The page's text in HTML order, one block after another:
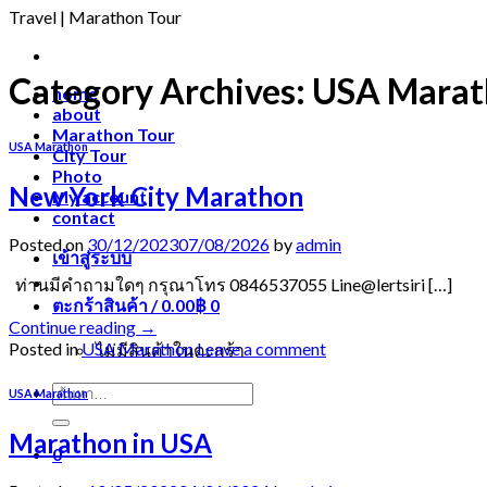
Travel | Marathon Tour
home
about
Marathon Tour
City Tour
Photo
My account
contact
เข้าสู่ระบบ
ตะกร้าสินค้า /0.00฿ 0
ไม่มีสินค้าในตะกร้า
ค้นหา:
0
Category Archives: USA
USA Marathon
New York City Marathon
Posted on 30/12/202307/08/2026 byadmin
ท่านมีคำถามใดๆ กรุณาโทร 0846537055 Line@lertsiri […]
Continue reading →
Posted inUSA MarathonLeave a comment
USA Marathon
Marathon in USA